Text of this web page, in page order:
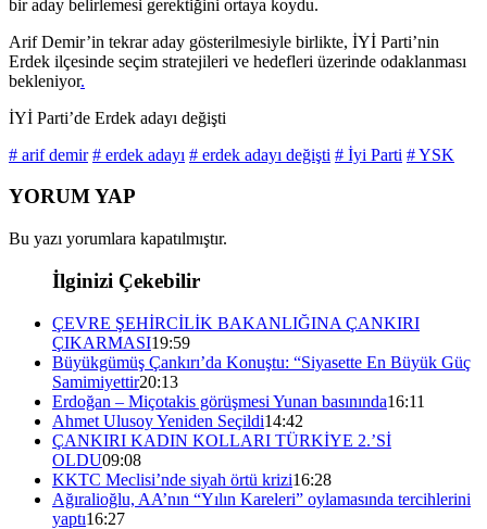
bir aday belirlemesi gerektiğini ortaya koydu.
Arif Demir’in tekrar aday gösterilmesiyle birlikte, İYİ Parti’nin
Erdek ilçesinde seçim stratejileri ve hedefleri üzerinde odaklanması
bekleniyor.
İYİ Parti’de Erdek adayı değişti
# arif demir # erdek adayı # erdek adayı değişti # İyi Parti # YSK
YORUM YAP
Bu yazı yorumlara kapatılmıştır.
İlginizi Çekebilir
ÇEVRE ŞEHİRCİLİK BAKANLIĞINA ÇANKIRI
ÇIKARMASI19:59
Büyükgümüş Çankırı’da Konuştu: “Siyasette En Büyük Güç
Samimiyettir20:13
Erdoğan – Miçotakis görüşmesi Yunan basınında16:11
Ahmet Ulusoy Yeniden Seçildi14:42
ÇANKIRI KADIN KOLLARI TÜRKİYE 2.’Sİ
OLDU09:08
KKTC Meclisi’nde siyah örtü krizi16:28
Ağıralioğlu, AA’nın “Yılın Kareleri” oylamasında tercihlerini
yaptı16:27